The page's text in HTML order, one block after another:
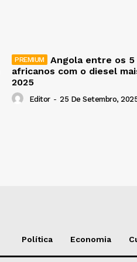
Angola entre os 5
africanos com o diesel
2025
Editor - 25 De Setembro,
Política Economia